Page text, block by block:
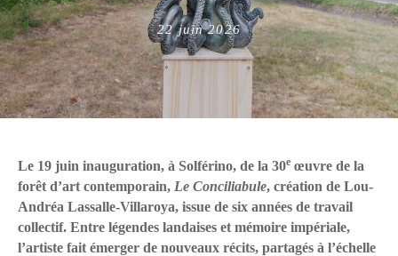
Posted
on
22 juin 2026
Le 19 juin inauguration, à Solférino, de la 30e œuvre de la
forêt d’art contemporain, Le Conciliabule, création de Lou-
Andréa Lassalle-Villaroya, issue de six années de travail
collectif. Entre légendes landaises et mémoire impériale,
l’artiste fait émerger de nouveaux récits, partagés à l’échelle